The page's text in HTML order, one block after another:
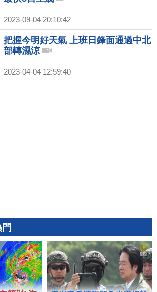
2023-09-04 20:10:42
把握今明好天氣 上班日鋒面通過中北
部轉濕涼
2023-04-04 12:59:40